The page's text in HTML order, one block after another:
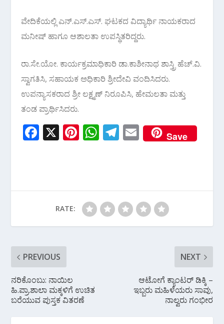
ವೇದಿಕೆಯಲ್ಲಿ ಎನ್.ಎಸ್.ಎಸ್. ಘಟಕದ ವಿದ್ಯಾರ್ಥಿ ನಾಯಕರಾದ
ಮನೀಷ್ ಹಾಗೂ ಆಶಾಲತಾ ಉಪಸ್ಥಿತರಿದ್ದರು.‌
ರಾ.ಸೇ.ಯೋ. ಕಾರ್ಯಕ್ರಮಾಧಿಕಾರಿ ಡಾ.ಕಾಶೀನಾಥ ಶಾಸ್ತ್ರಿ ಹೆಚ್.ವಿ.
ಸ್ವಾಗತಿಸಿ, ಸಹಾಯಕ ಅಧಿಕಾರಿ ಶ್ರೀದೇವಿ ವಂದಿಸಿದರು.
ಉಪನ್ಯಾಸಕರಾದ ಶ್ರೀ ಲಕ್ಷ್ಮಣ್ ನಿರೂಪಿಸಿ, ಹೇಮಲತಾ ಮತ್ತು
ತಂಡ ಪ್ರಾರ್ಥಿಸಿದರು.
F
o
k
X Pi
st
W
A
p
p
T
a
m
E
m
Save
RATE:
PREVIOUS
ನರಿಕೊಂಬು: ನಾಯಿಲ
ಹಿ.ಪ್ರಾ.ಶಾಲಾ ಮಕ್ಕಳಿಗೆ ಉಚಿತ
ಬರೆಯುವ ಪುಸ್ತಕ ವಿತರಣೆ
NEXT
ಆಟೋಗೆ ಕ್ಯಾಂಟರ್ ಡಿಕ್ಕಿ –
ಇಬ್ಬರು ಮಹಿಳೆಯರು ಸಾವು,
ನಾಲ್ವರು ಗಂಭೀರ